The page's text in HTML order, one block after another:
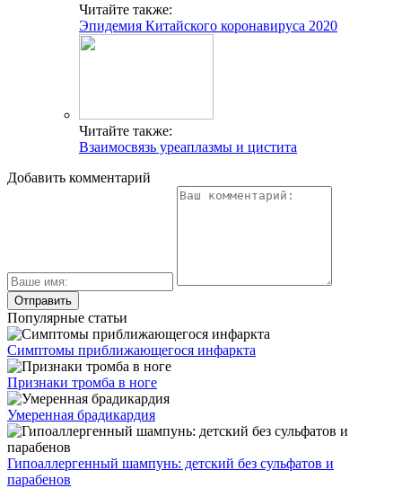
Читайте также:
Эпидемия Китайского коронавируса 2020
Читайте также:
Взаимосвязь уреаплазмы и цистита
Добавить комментарий
Популярные статьи
Симптомы приближающегося инфаркта
Признаки тромба в ноге
Умеренная брадикардия
Гипоаллергенный шампунь: детский без сульфатов и
парабенов